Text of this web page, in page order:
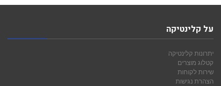
על קלינטיקה
יתרונות קלינטיקה
קטלוג מוצרים
שירות לקוחות
הצהרת נגישות